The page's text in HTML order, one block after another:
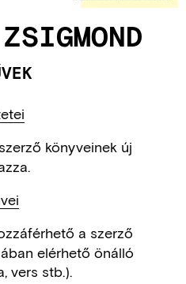
könyveinek új
a szerző
elérhető önálló
vers stb.).